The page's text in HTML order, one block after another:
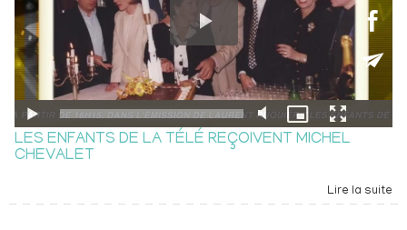
LES ENFANTS DE LA TÉLÉ REÇOIVENT MICHEL
CHEVALET
Lire la suite